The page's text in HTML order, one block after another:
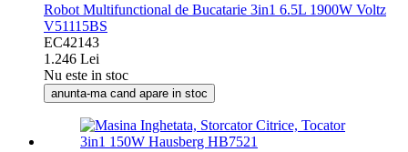
Robot Multifunctional de Bucatarie 3in1 6.5L 1900W Voltz
V51115BS
EC42143
1.246 Lei
Nu este in stoc
anunta-ma cand apare in stoc